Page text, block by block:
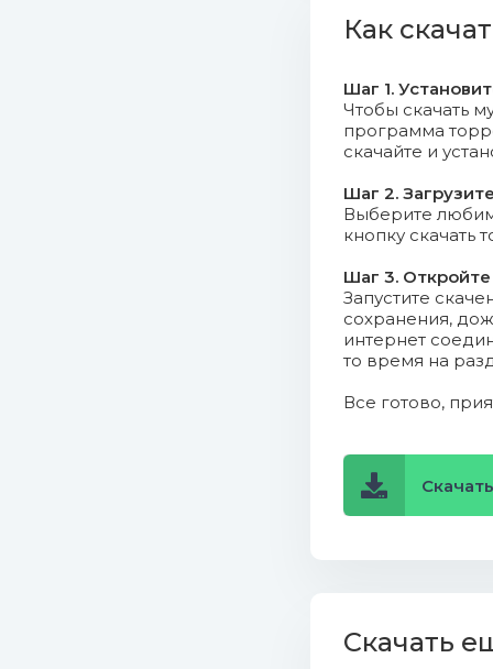
08. John
Mix).mp3 (8.8 Mb)
10.
11. DJ
Edit).mp3 (6.11
12.
13.
14.
17. DJ
Как
Шаг 1.
Чтобы скачать
программа
скачайте и
Шаг 2.
Выберите
кнопку скачать
Шаг 3.
Запустите
сохранения,
интернет
то время на
Все готово,
Скачать